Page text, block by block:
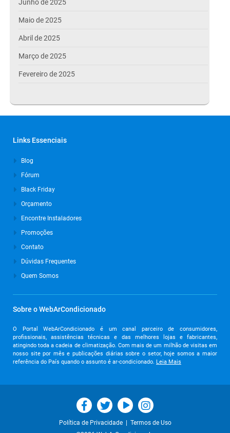
Junho de 2025
Maio de 2025
Abril de 2025
Março de 2025
Fevereiro de 2025
Outubro de 2024
Setembro de 2024
Julho de 2024
Março de 2024
Outubro de 2023
Agosto de 2023
Junho de 2023
Maio de 2023
Abril de 2023
Março de 2023
Links Essenciais
Blog
Fórum
Black Friday
Orçamento
Encontre Instaladores
Promoções
Contato
Dúvidas Frequentes
Quem Somos
Sobre o WebArCondicionado
O Portal WebArCondicionado é um canal parceiro de consumidores,
profissionais, assistências técnicas e das melhores lojas e fabricantes,
atingindo toda a cadeia de climatização. Com mais de um milhão de visitas em
nosso site por mês e publicações diárias sobre o setor, hoje somos a maior
referência do País quando o assunto é ar-condicionado. Leia Mais
Política de Privacidade | Termos de Uso